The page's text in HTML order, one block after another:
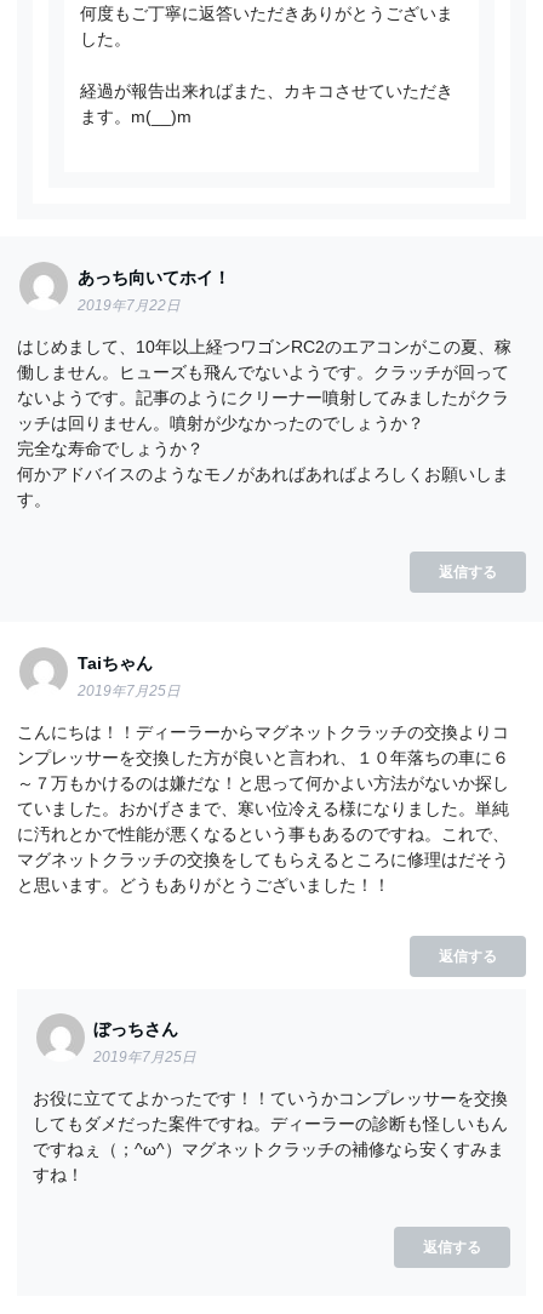
何度もご丁寧に返答いただきありがとうございま
した。
経過が報告出来ればまた、カキコさせていただき
ます。m(__)m
あっち向いてホイ！
2019年7月22日
はじめまして、10年以上経つワゴンRC2のエアコンがこの夏、稼
働しません。ヒューズも飛んでないようです。クラッチが回って
ないようです。記事のようにクリーナー噴射してみましたがクラ
ッチは回りません。噴射が少なかったのでしょうか？
完全な寿命でしょうか？
何かアドバイスのようなモノがあればあればよろしくお願いしま
す。
返信する
Taiちゃん
2019年7月25日
こんにちは！！ディーラーからマグネットクラッチの交換よりコ
ンプレッサーを交換した方が良いと言われ、１０年落ちの車に６
～７万もかけるのは嫌だな！と思って何かよい方法がないか探し
ていました。おかげさまで、寒い位冷える様になりました。単純
に汚れとかで性能が悪くなるという事もあるのですね。これで、
マグネットクラッチの交換をしてもらえるところに修理はだそう
と思います。どうもありがとうございました！！
返信する
ぼっちさん
2019年7月25日
お役に立ててよかったです！！ていうかコンプレッサーを交換
してもダメだった案件ですね。ディーラーの診断も怪しいもん
ですねぇ（；^ω^）マグネットクラッチの補修なら安くすみま
すね！
返信する